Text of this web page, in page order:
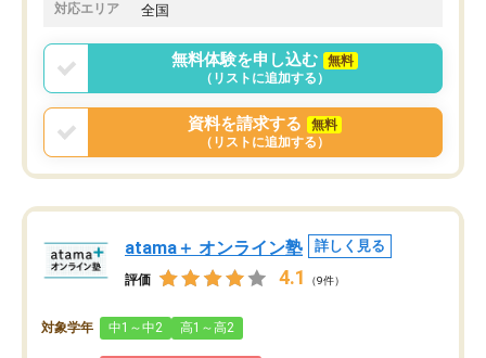
対応エリア 全国
無料体験を申し込む
無料
（リストに追加する）
資料を請求する
無料
（リストに追加する）
atama＋ オンライン塾 詳しく見る
評価 4.1 （9件）
対象学年 中1～中2 高1～高2